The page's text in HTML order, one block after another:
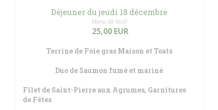
Déjeuner du jeudi 18 décembre
Menu de Noël
25,00 EUR
Terrine de Foie gras Maison et Toats
Duo de Saumon fumé et mariné
Filet de Saint-Pierre aux Agrumes, Garnitures
de Fêtes